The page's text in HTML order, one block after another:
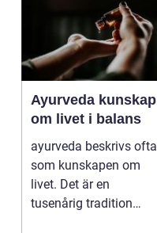
Ayurveda kunskap
om livet i balans
ayurveda beskrivs ofta
som kunskapen om
livet. Det är en
tusenårig tradition